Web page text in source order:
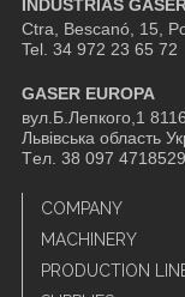
INDUSTRIAS
Ctra, Bescanó, 15,
Tel. 34 972 23 65 72
GASER EUROPA
вул.Б.Лепкого,1
Львівська область
Tел. 38 097
COMPANY
MACHINERY
PRODUCTION